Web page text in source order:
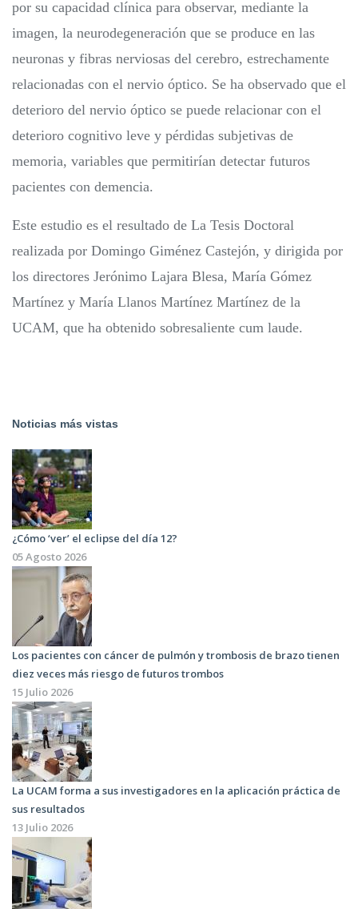
por su capacidad clínica para observar, mediante la
imagen, la neurodegeneración que se produce en las
neuronas y fibras nerviosas del cerebro, estrechamente
relacionadas con el nervio óptico. Se ha observado que el
deterioro del nervio óptico se puede relacionar con el
deterioro cognitivo leve y pérdidas subjetivas de
memoria, variables que permitirían detectar futuros
pacientes con demencia.
Este estudio es el resultado de La Tesis Doctoral
realizada por Domingo Giménez Castejón, y dirigida por
los directores Jerónimo Lajara Blesa, María Gómez
Martínez y María Llanos Martínez Martínez de la
UCAM, que ha obtenido sobresaliente cum laude.
Noticias más vistas
¿Cómo ‘ver’ el eclipse del día 12?
05 Agosto 2026
Los pacientes con cáncer de pulmón y trombosis de brazo tienen
diez veces más riesgo de futuros trombos
15 Julio 2026
La UCAM forma a sus investigadores en la aplicación práctica de
sus resultados
13 Julio 2026